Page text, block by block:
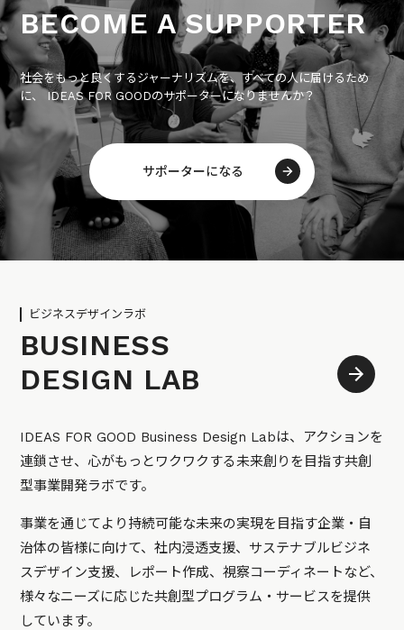
BECOME A SUPPORTER
社会をもっと良くするジャーナリズムを、すべての人に届けるため
に、 IDEAS FOR GOODのサポーターになりませんか？
サポーターになる
ビジネスデザインラボ
BUSINESS
DESIGN LAB
IDEAS FOR GOOD Business Design Labは、アクションを
連鎖させ、心がもっとワクワクする未来創りを目指す共創
型事業開発ラボです。
事業を通じてより持続可能な未来の実現を目指す企業・自
治体の皆様に向けて、社内浸透支援、サステナブルビジネ
スデザイン支援、レポート作成、視察コーディネートなど、
様々なニーズに応じた共創型プログラム・サービスを提供
しています。